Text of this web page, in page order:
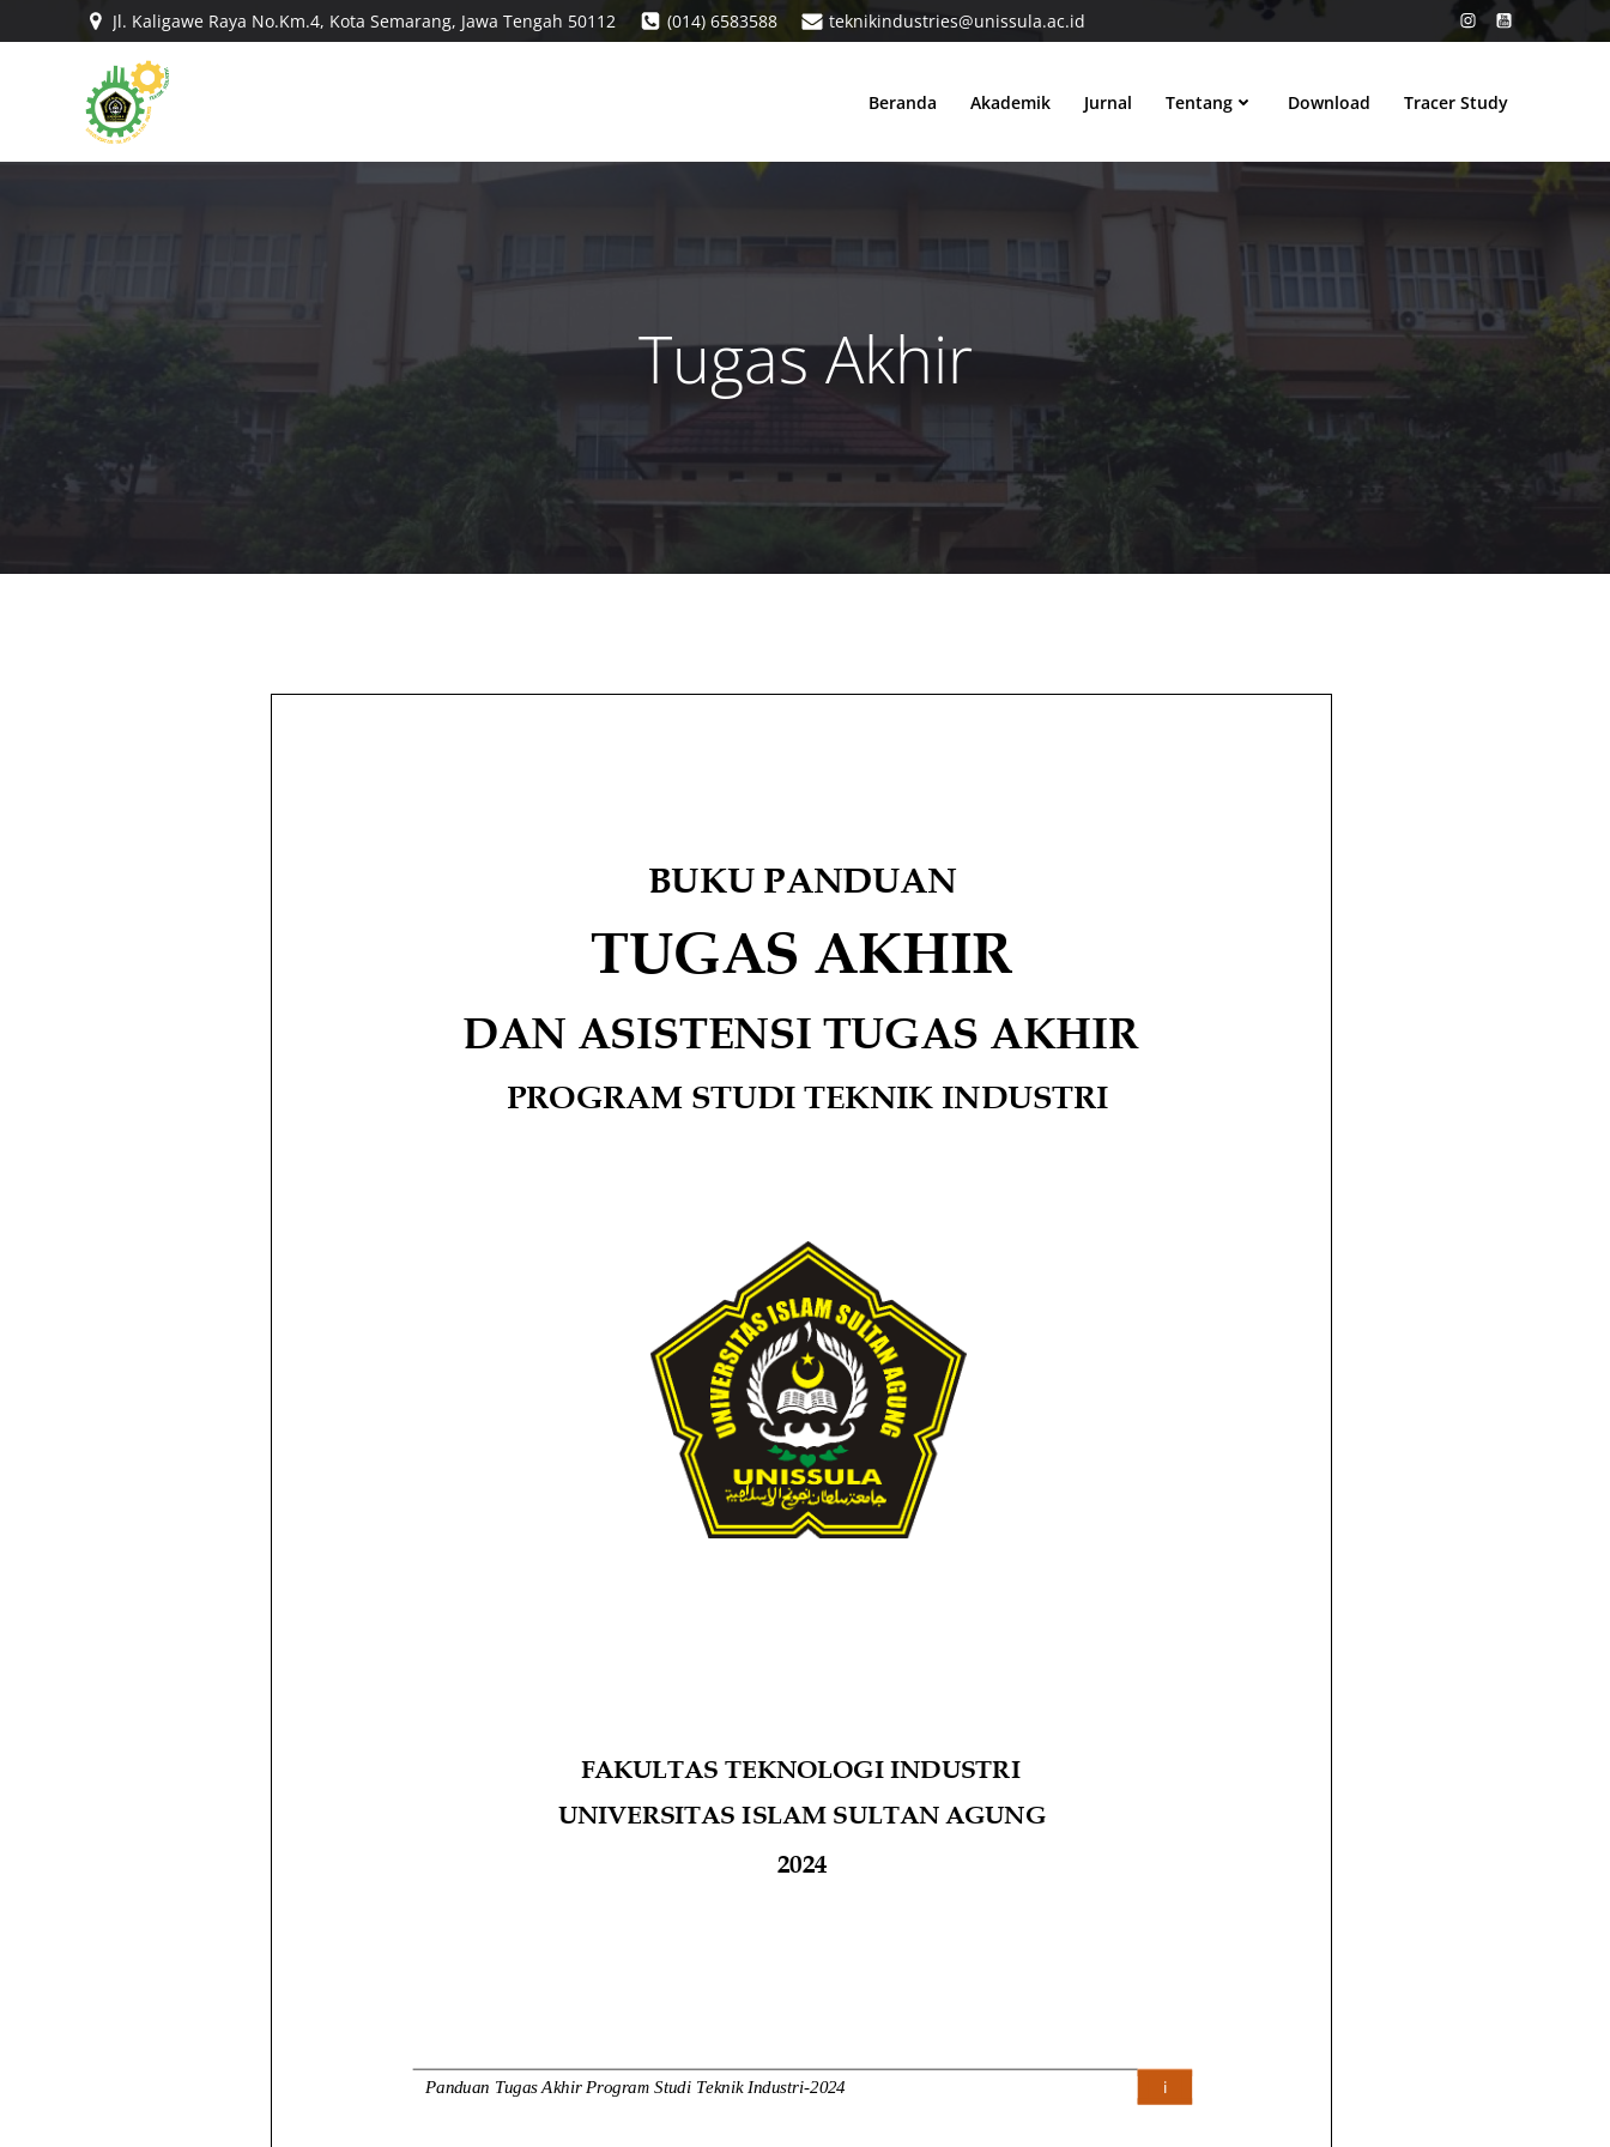
Jl. Kaligawe Raya No.Km.4, Kota Semarang, Jawa Tengah 50112 (014) 6583588 teknikindustries@unissula.ac.id
Beranda Akademik Jurnal Tentang Download Tracer Study
Tugas Akhir